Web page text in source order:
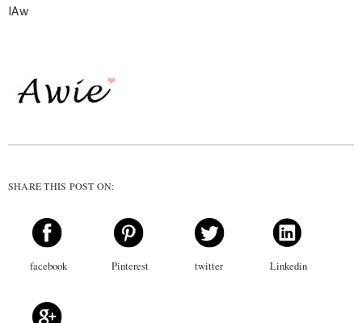
IAw
SHARE THIS POST ON:
facebook Pinterest twitter Linkedin